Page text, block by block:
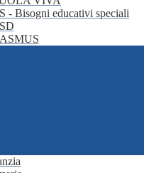
- Bisogni educativi speciali